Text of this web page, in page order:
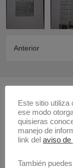
Anterior
Buscar
Buscar
Artistas
Este sitio utiliza
ese modo
quisieras
manejo de
link del aviso de
También